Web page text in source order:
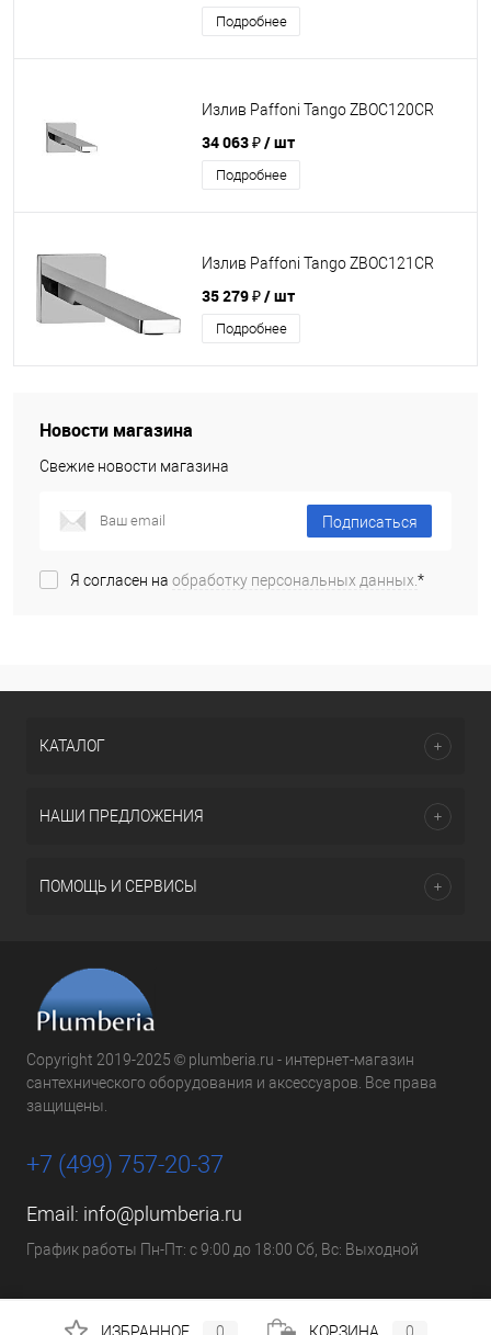
Подробнее
Излив Paffoni Tango ZBOC120CR
34 063 ₽/ шт
Подробнее
Излив Paffoni Tango ZBOC121CR
35 279 ₽/ шт
Подробнее
Новости магазина
Свежие новости магазина
Подписаться
Я согласен на обработку персональных данных.*
КАТАЛОГ
НАШИ ПРЕДЛОЖЕНИЯ
ПОМОЩЬ И СЕРВИСЫ
Copyright 2019-2025 © plumberia.ru - интернет-магазин
сантехнического оборудования и аксессуаров. Все права
защищены.
+7 (499) 757-20-37
Email: info@plumberia.ru
График работы Пн-Пт: с 9:00 до 18:00 Сб, Вс: Выходной
ИЗБРАННОЕ 0 КОРЗИНА 0